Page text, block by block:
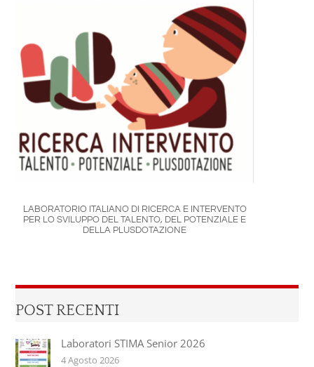
LABORATORIO ITALIANO DI RICERCA E INTERVENTO
PER LO SVILUPPO DEL TALENTO, DEL POTENZIALE E
DELLA PLUSDOTAZIONE
POST RECENTI
Laboratori STIMA Senior 2026
4 Agosto 2026